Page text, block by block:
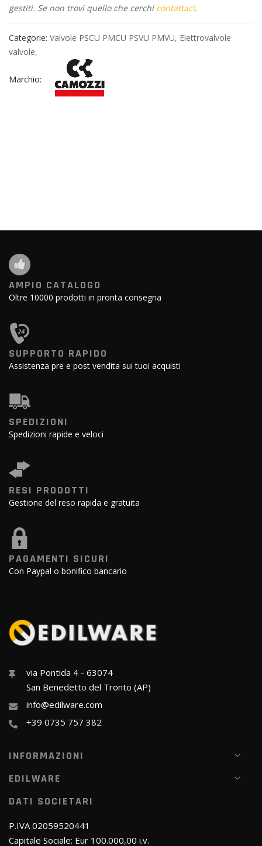
gestiti. Se non trovi quello che cerchi contattaci.
Categorie: Valvole PSCU PMCU PSVU PMVU, Elettrovalvole
valvole,
Marchio:
AMPIO CATALOGO
Oltre 10000 prodotti in pronta consegna
SUPPORTO RAPIDO
Assistenza pre e post vendita sui tuoi acquisti
SPEDIZIONI
Spedizioni rapide e veloci
RESI PRODOTTI
Gestione del reso rapida e gratuita
PAGAMENTI SICURI
Con Paypal o bonifico bancario
via Pontida 4 - 63074
San Benedetto del Tronto (AP)
info@edilware.com
+39 0735 757 382
INFORMAZIONI
EDILWARE
DATI SOCIETARI
P.IVA 02059520441
Capitale Sociale: Eur 100.000,00 i.v.